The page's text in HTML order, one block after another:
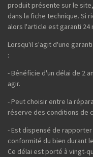
produit présente sur le
dans la fiche technique. Si
alors l'article est garanti 24
Lorsqu'il s'agit d'une
:
- Bénéficie d'un délai de 2
agir.
- Peut choisir entre la
réserve des conditions de
- Est dispensé de
conformité du bien durant
Ce délai est porté à vingt-